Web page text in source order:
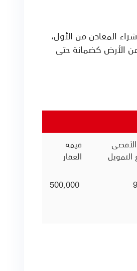
المعادن من الأول،
الأرض كضمانة حتى
التمويل
قيمة
العقار
500,000